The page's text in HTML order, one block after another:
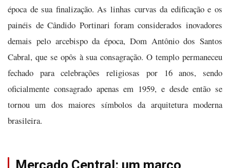
época de sua finalização. As linhas curvas da edificação e os
painéis de Cândido Portinari foram considerados inovadores
demais pelo arcebispo da época, Dom Antônio dos Santos
Cabral, que se opôs à sua consagração. O templo permaneceu
fechado para celebrações religiosas por 16 anos, sendo
oficialmente consagrado apenas em 1959, e desde então se
tornou um dos maiores símbolos da arquitetura moderna
brasileira.